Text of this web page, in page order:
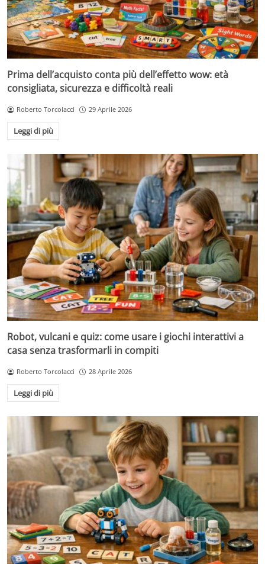
Prima dell’acquisto conta più dell’effetto wow: età
consigliata, sicurezza e difficoltà reali
Roberto Torcolacci 29 Aprile 2026
Leggi di più
Robot, vulcani e quiz: come usare i giochi interattivi a
casa senza trasformarli in compiti
Roberto Torcolacci 28 Aprile 2026
Leggi di più